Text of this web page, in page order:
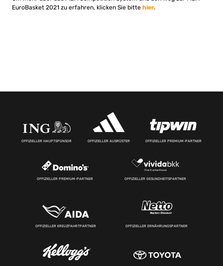
EuroBasket 2021 zu erfahren, klicken Sie bitte hier.
OFFIZIELLER HAUPTSPONSOR OFFIZIELLER AUSRÜSTER OFFIZIELLER PREMIUM-PARTNER
OFFIZIELLER PREMIUM-PARTNER OFFIZIELLER GESUNDHEITSPARTNER
OFFIZIELLER KREUZFAHRTPARTNER OFFIZIELLER ERNÄHRUNGSPARTNER